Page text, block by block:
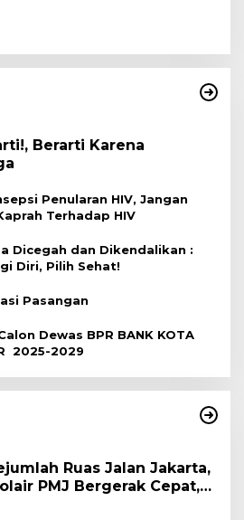
Berarti Karena
Penularan HIV, Jangan
Terhadap HIV
Dicegah dan Dikendalikan :
Diri, Pilih Sehat!
Pasangan
Dewas BPR BANK KOTA
2025-2029
Ruas Jalan Jakarta,
PMJ Bergerak Cepat,
Personel Secara